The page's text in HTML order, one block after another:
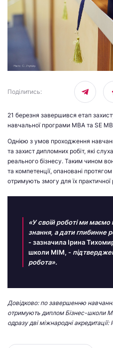
Поділитись:
21 березня завершився етап
навчальної програми MBA та SE
Однією з умов проходження
та захист дипломних робіт, які
реального бізнесу. Таким чином
та компетенції, опановані
отримують змогу для їх практичної
«У своїй роботі ми
знання, а дати глибинне
- зазначила Ірина
школи МІМ, -
робота».
Довідково: по завершенню
отримують диплом Бізнес-школи
одразу дві міжнародні акредитації: